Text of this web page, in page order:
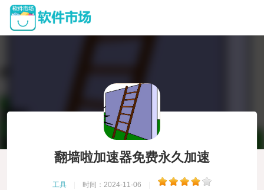
翻墙啦加速器免费永久加速
工具 时间：2024-11-06